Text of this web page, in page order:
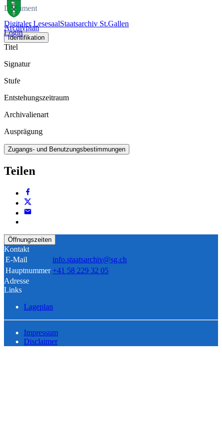
Digitaler LesesaalStaatsarchiv St.Gallen
Login
Dokument
Archivplan
Identifikation
Titel
Signatur
Stufe
Entstehungszeitraum
Archivalienart
Ausprägung
Zugangs- und Benutzungsbestimmungen
Teilen
Öffnungszeiten
Kontakt
E-Mail
info.staatsarchiv@sg.ch
Hauptnummer +41 58 229 32 05
Adresse
Links
Lageplan
Impressum
Disclaimer